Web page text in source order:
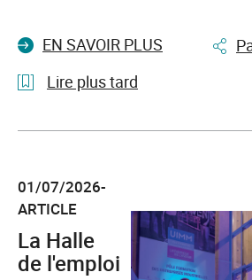
EN SAVOIR PLUS
Lire plus tard
l'article
:
Travail
et
01/07/2026-
ARTICLE
La Halle
de l'emploi